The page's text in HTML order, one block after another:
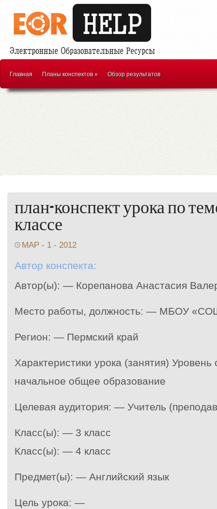
Главная Планы конспектов» Обзор результатов
план-конспект урока по
классе
МАР - 1 - 2012
Автор конспекта:
Автор(ы): — Корепанова Анастасия
Место работы, должность: — МБОУ
Регион: — Пермский край
Характеристики урока (занятия)
начальное общее образование
Целевая аудитория: — Учитель
Класс(ы): — 3 класс
Класс(ы): — 4 класс
Предмет(ы): — Английский язык
Цель урока: —